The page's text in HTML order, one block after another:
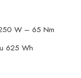
W – 65 Nm
625 Wh